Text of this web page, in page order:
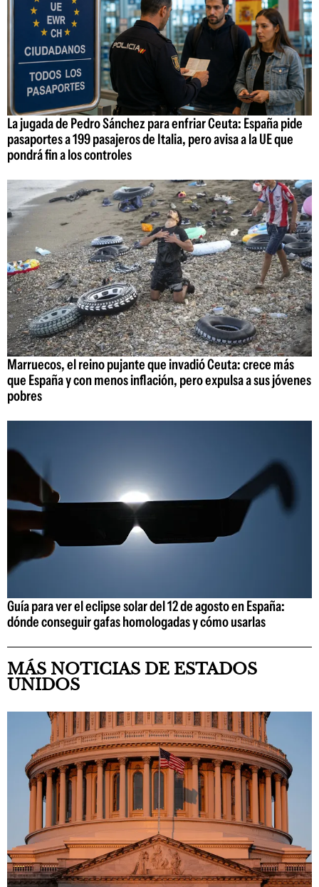
La jugada de Pedro Sánchez para enfriar Ceuta: España pide
pasaportes a 199 pasajeros de Italia, pero avisa a la UE que
pondrá fin a los controles
Marruecos, el reino pujante que invadió Ceuta: crece más
que España y con menos inflación, pero expulsa a sus jóvenes
pobres
Guía para ver el eclipse solar del 12 de agosto en España:
dónde conseguir gafas homologadas y cómo usarlas
MÁS NOTICIAS DE ESTADOS
UNIDOS